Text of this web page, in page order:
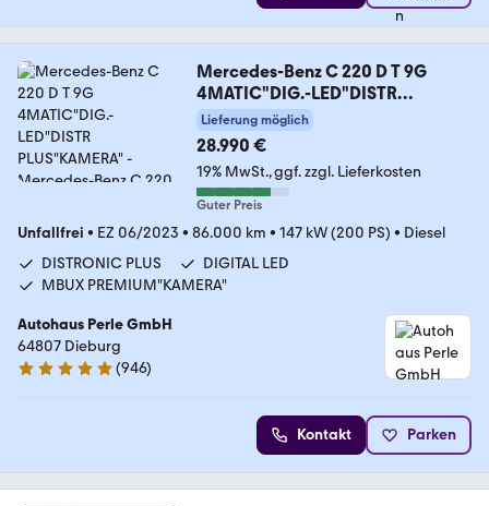
Mercedes-Benz C 220 D T 9G
4MATIC"DIG.-LED"DISTR
PLUS"KAMERA"
Lieferung möglich
28.990 €
19% MwSt. ggf. zzgl. Lieferkosten
Guter Preis
Unfallfrei • EZ 06/2023 • 86.000 km • 147 kW (200 PS) • Diesel
DISTRONIC PLUS
DIGITAL LED
MBUX PREMIUM"KAMERA"
Autohaus Perle GmbH
64807 Dieburg
5 Sterne
(946)
Kontakt Parken